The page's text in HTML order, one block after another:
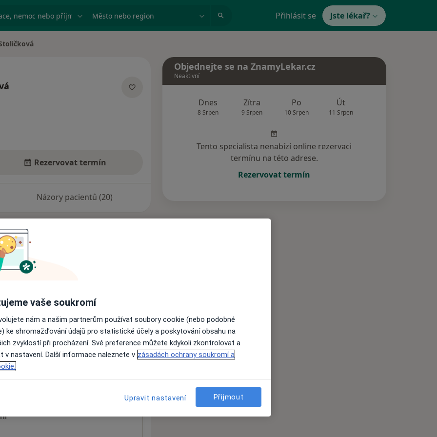
nemoc nebo příjmení Město nebo region Přihlásit se Jste lékař?
Rezervovat termín
Názory pacientů (20)
nejsou k dispozici
informace o svých službách.
Objednejte se na ZnamyLekar.cz
Neaktivní
Dnes
8 Srpen
Zítra
9 Srpen
Po
10 Srpen
Út
11 Srpen
Tento specialista nenabízí online rezervaci
termínu na této adrese.
Rezervovat termín
vaše soukromí
nám a našim partnerům používat soubory cookie (nebo podobné
ke shromažďování údajů pro statistické účely a poskytování obsahu na
zvyklostí při procházení. Své preference můžete kdykoli zkontrolovat a
v nastavení. Další informace naleznete v zásadách ochrany soukromí a
Upravit nastavení Přijmout